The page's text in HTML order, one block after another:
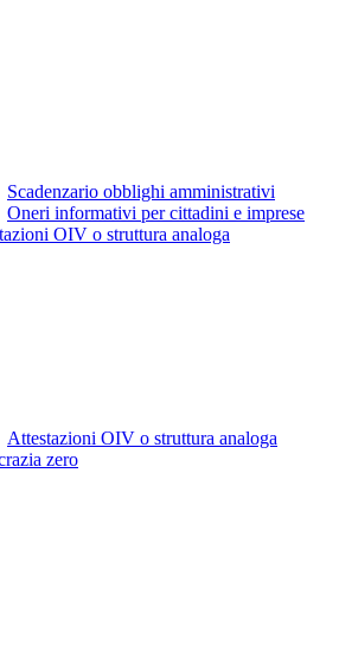
Scadenzario obblighi amministrativi
Oneri informativi per cittadini e imprese
OIV o struttura analoga
Attestazioni OIV o struttura analoga
zero